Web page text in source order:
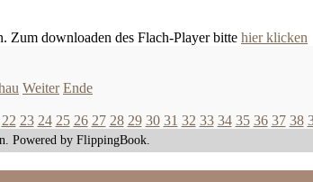
Zum downloaden des Flach-Player bitte hier klicken
Weiter Ende
22 23 24 25 26 27 28 29 30 31 32 33 34 35 36 37 38
Powered by FlippingBook.